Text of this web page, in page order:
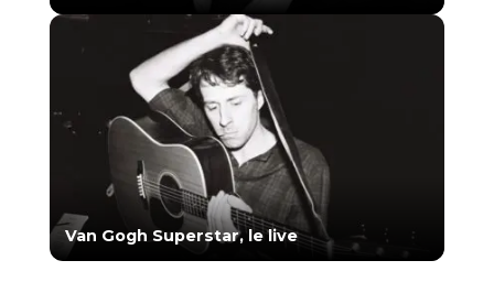
Van Gogh Superstar, le live